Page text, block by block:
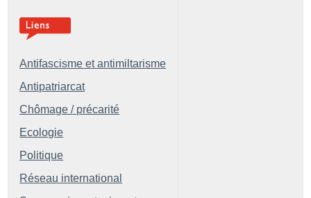
Antifascisme et antimiltarisme
Antipatriarcat
Chômage / précarité
Ecologie
Politique
Réseau international